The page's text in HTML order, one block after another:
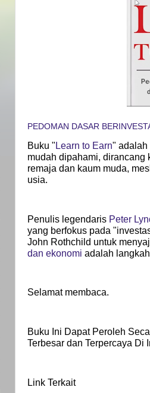
PEDOMAN DASAR
Buku " Learn to Earn" adalah
mudah dipahami, dirancang
remaja dan kaum muda,
usia.
Penulis legendaris Peter
yang berfokus pada
John Rothchild untuk
dan ekonomi adalah
Selamat membaca.
Buku Ini Dapat Peroleh
Terbesar dan Terpercaya Di
Link Terkait